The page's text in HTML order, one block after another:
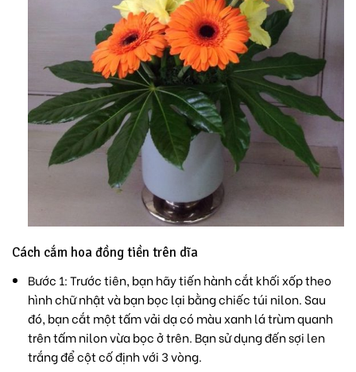
Cách cắm hoa đồng tiền trên dĩa
Bước 1: Trước tiên, bạn hãy tiến hành cắt khối xốp theo
hình chữ nhật và bạn bọc lại bằng chiếc túi nilon. Sau
đó, bạn cắt một tấm vải dạ có màu xanh lá trùm quanh
trên tấm nilon vừa bọc ở trên. Bạn sử dụng đến sợi len
trắng để cột cố định với 3 vòng.